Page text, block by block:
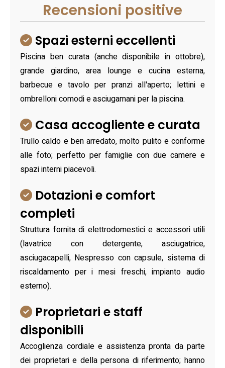
Recensioni positive
Spazi esterni eccellenti
Piscina ben curata (anche disponibile in ottobre),
grande giardino, area lounge e cucina esterna,
barbecue e tavolo per pranzi all'aperto; lettini e
ombrelloni comodi e asciugamani per la piscina.
Casa accogliente e curata
Trullo caldo e ben arredato, molto pulito e conforme
alle foto; perfetto per famiglie con due camere e
spazi interni piacevoli.
Dotazioni e comfort
completi
Struttura fornita di elettrodomestici e accessori utili
(lavatrice con detergente, asciugatrice,
asciugacapelli, Nespresso con capsule, sistema di
riscaldamento per i mesi freschi, impianto audio
esterno).
Proprietari e staff
disponibili
Accoglienza cordiale e assistenza pronta da parte
dei proprietari e della persona di riferimento; hanno